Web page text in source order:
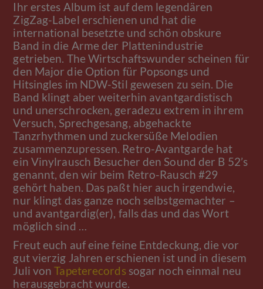
Ihr erstes Album ist auf dem legendären
ZigZag-Label erschienen und hat die
international besetzte und schön obskure
Band in die Arme der Plattenindustrie
getrieben. The Wirtschaftswunder scheinen für
den Major die Option für Popsongs und
Hitsingles im NDW-Stil gewesen zu sein. Die
Band klingt aber weiterhin avantgardistisch
und unerschrocken, geradezu extrem in ihrem
Versuch, Sprechgesang, abgehackte
Tanzrhythmen und zuckersüße Melodien
zusammenzupressen. Retro-Avantgarde hat
ein Vinylrausch Besucher den Sound der B 52’s
genannt, den wir beim Retro-Rausch #29
gehört haben. Das paßt hier auch irgendwie,
nur klingt das ganze noch selbstgemachter –
und avantgardig(er), falls das und das Wort
möglich sind …
Freut euch auf eine feine Entdeckung, die vor
gut vierzig Jahren erschienen ist und in diesem
Juli vonTapeterecordssogar noch einmal neu
herausgebracht wurde.